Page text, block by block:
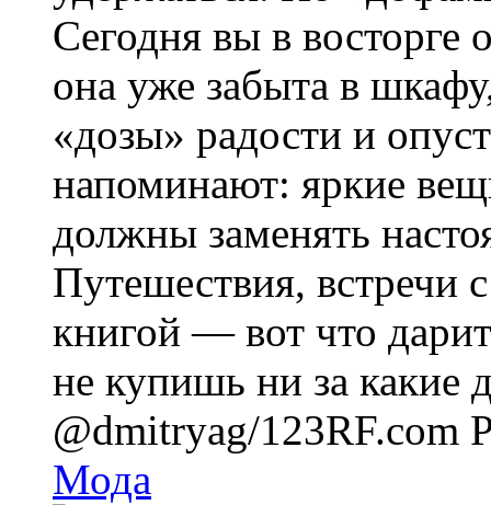
Сегодня вы в восторге
она уже забыта в
«дозы» радости и
напоминают: яркие
должны заменять
Путешествия, встречи
книгой — вот что
не купишь ни за какие
@dmitryag/123RF.com
Мода